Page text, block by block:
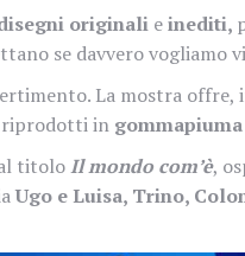
originali einediti,
se davvero vogliamo
La mostra offre,
riprodotti in
titoloIl mondo com’è,
Ugo e Luisa, Trino,